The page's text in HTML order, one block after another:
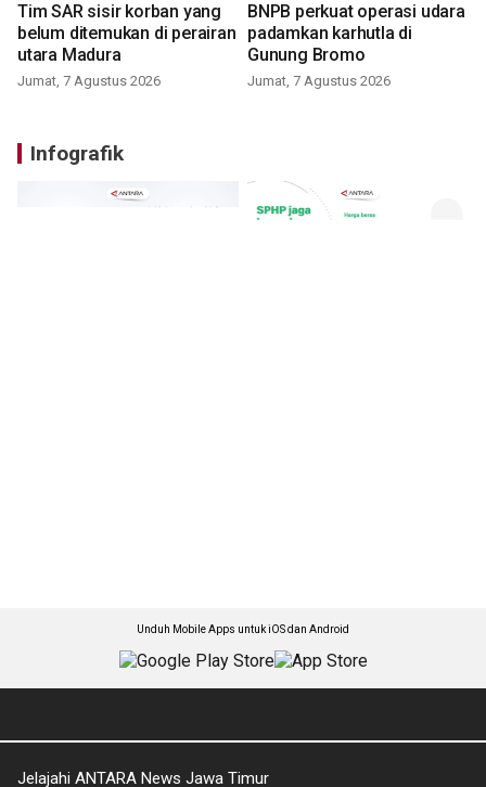
Tim SAR sisir korban yang
belum ditemukan di perairan
utara Madura
Jumat, 7 Agustus 2026
BNPB perkuat operasi udara
padamkan karhutla di
Gunung Bromo
Jumat, 7 Agustus 2026
Infografik
Unduh Mobile Apps untuk iOS dan Android
Jelajahi ANTARA News Jawa Timur